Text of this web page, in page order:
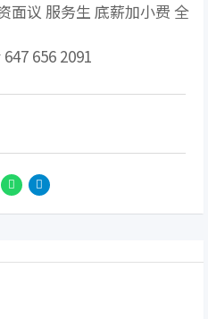
面议 服务生 底薪加小费 全
656 2091